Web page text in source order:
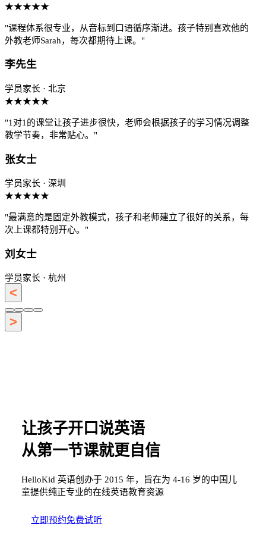
★★★★★
"课程体系很专业，从音标到口语循序渐进。孩子特别喜欢他的
外教老师Sarah，每次都期待上课。"
李先生
学员家长 · 北京
★★★★★
"1对1的课堂让孩子进步很快，老师会根据孩子的学习情况调整
教学节奏，非常贴心。"
张女士
学员家长 · 深圳
★★★★★
"最满意的是固定外教模式，孩子和老师建立了很好的关系，每
次上课都特别开心。"
刘女士
学员家长 · 杭州
<
>
让孩子开口说英语
从第一节课就更自信
HelloKid 英语创办于 2015 年，旨在为 4-16 岁的中国儿
童提供纯正专业的在线英语教育资源
立即预约免费试听